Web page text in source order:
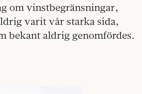
om vinstbegränsningar,
varit vår starka sida,
bekant aldrig genomfördes.